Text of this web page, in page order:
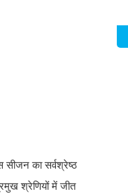
सीजन का सर्वश्रेष्ठ
श्रेणियों में जीत